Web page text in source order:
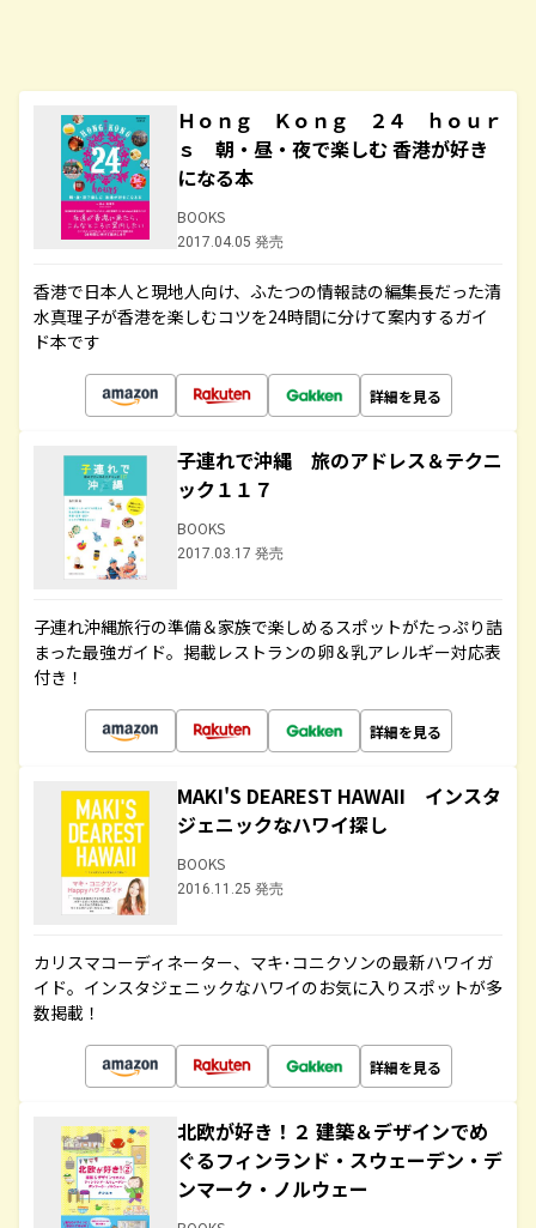
Ｈｏｎｇ Ｋｏｎｇ ２４ ｈｏｕｒ
ｓ 朝・昼・夜で楽しむ 香港が好き
になる本
BOOKS
2017.04.05 発売
香港で日本人と現地人向け、ふたつの情報誌の編集長だった清
水真理子が香港を楽しむコツを24時間に分けて案内するガイ
ド本です
詳細を見る
子連れで沖縄 旅のアドレス＆テクニ
ック１１７
BOOKS
2017.03.17 発売
子連れ沖縄旅行の準備＆家族で楽しめるスポットがたっぷり詰
まった最強ガイド。掲載レストランの卵＆乳アレルギー対応表
付き！
詳細を見る
MAKI'S DEAREST HAWAII インスタ
ジェニックなハワイ探し
BOOKS
2016.11.25 発売
カリスマコーディネーター、マキ･コニクソンの最新ハワイガ
イド。インスタジェニックなハワイのお気に入りスポットが多
数掲載！
詳細を見る
北欧が好き！２ 建築＆デザインでめ
ぐるフィンランド・スウェーデン・デ
ンマーク・ノルウェー